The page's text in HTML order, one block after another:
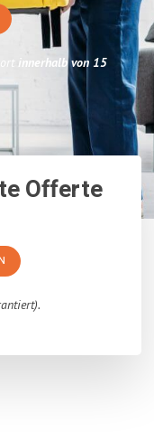
innerhalb von 15
Offerte